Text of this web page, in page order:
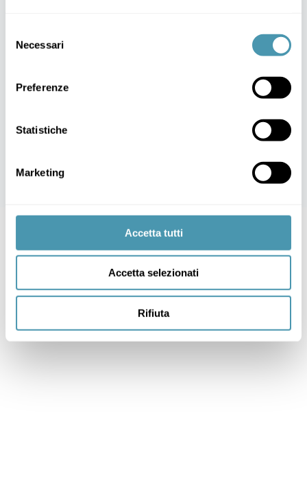
delNecessari
Preferenze
Statistiche
Marketing
Accetta tutti
Accetta selezionati
Rifiuta